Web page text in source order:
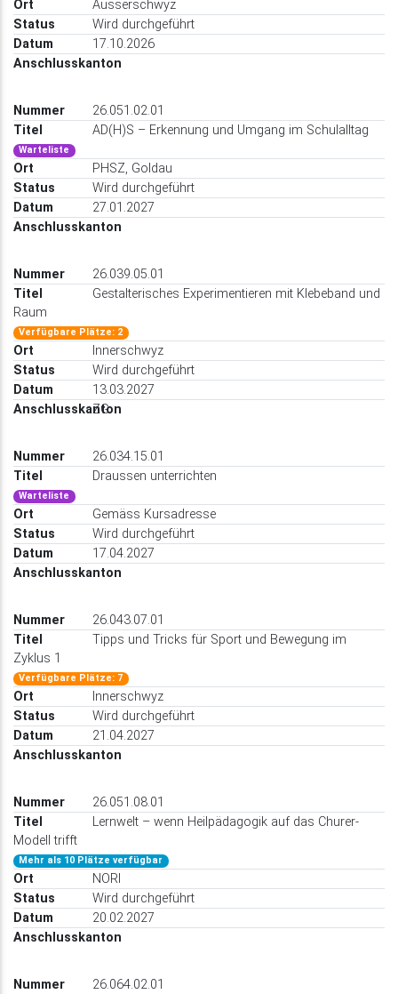
Ausserschwyz
Wird durchgeführt
17.10.2026
26.051.02.01
AD(H)S – Erkennung und Umgang im Schulalltag
Warteliste
PHSZ, Goldau
Wird durchgeführt
27.01.2027
26.039.05.01
Gestalterisches Experimentieren mit Klebeband und
Raum
Verfügbare Plätze: 2
Innerschwyz
Wird durchgeführt
13.03.2027
ZG
26.034.15.01
Draussen unterrichten
Warteliste
Gemäss Kursadresse
Wird durchgeführt
17.04.2027
26.043.07.01
Tipps und Tricks für Sport und Bewegung im
Zyklus 1
Verfügbare Plätze: 7
Innerschwyz
Wird durchgeführt
21.04.2027
26.051.08.01
Lernwelt – wenn Heilpädagogik auf das Churer-
Modell trifft
Mehr als 10 Plätze verfügbar
NORI
Wird durchgeführt
20.02.2027
26.064.02.01